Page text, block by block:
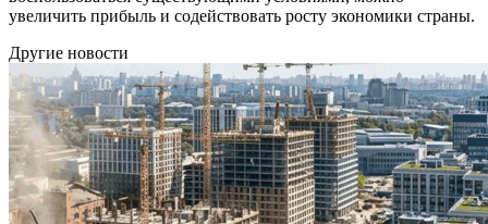
увеличить прибыль и содействовать росту экономики страны.
Другие новости